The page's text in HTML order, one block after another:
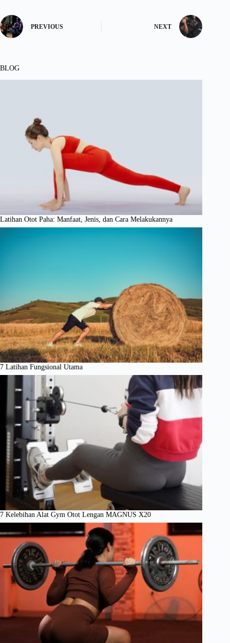
PREVIOUS NEXT
BLOG
Latihan Otot Paha: Manfaat, Jenis, dan Cara Melakukannya
7 Latihan Fungsional Utama
7 Kelebihan Alat Gym Otot Lengan MAGNUS X20